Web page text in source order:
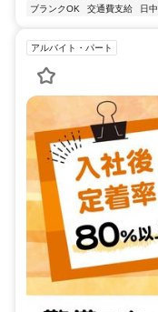
ブランクOK
交通費支給 日中
アルバイト・パート